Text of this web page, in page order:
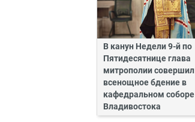
В канун Недели 9-й по
Пятидесятнице глава
митрополии совершил
всенощное бдение в
кафедральном соборе
Владивостока